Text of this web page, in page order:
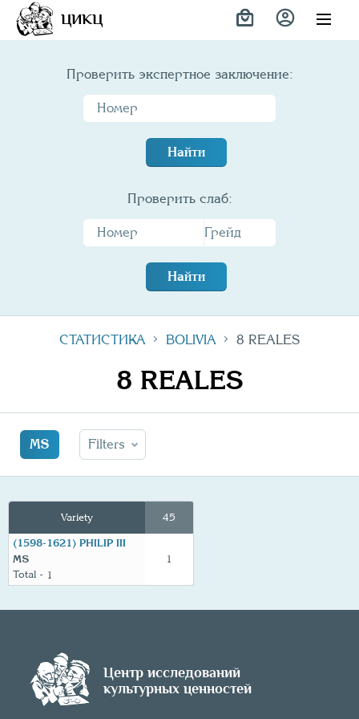
ЦИКЦ
Проверить экспертное заключение:
Найти
Проверить слаб:
Найти
СТАТИСТИКА BOLIVIA 8 REALES
8 REALES
MS Filters
Variety
Variety
(1598-1621) PHILIP III
MS
1
45
1
Центр исследований
культурных ценностей